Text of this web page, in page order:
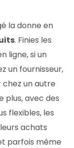
la donne en
. Finies les
ligne, si un
un fournisseur,
un autre
plus, avec des
flexibles, les
achats
parfois même